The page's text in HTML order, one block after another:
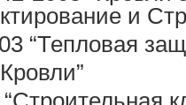
и
“Тепловая